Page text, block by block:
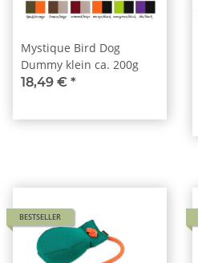
Mystique Bird Dog
Dummy klein ca. 200g
18,49 € *
BESTSELLER